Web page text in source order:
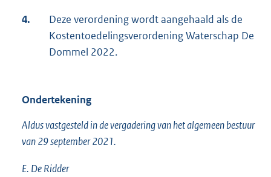
4.
Deze verordening wordt aangehaald als de
Kostentoedelingsverordening Waterschap De
Dommel 2022.
Ondertekening
Aldus vastgesteld in de vergadering van het algemeen bestuur
van 29 september 2021.
E. De Ridder